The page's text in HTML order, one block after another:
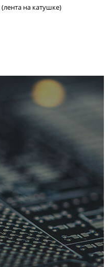
на катушке)